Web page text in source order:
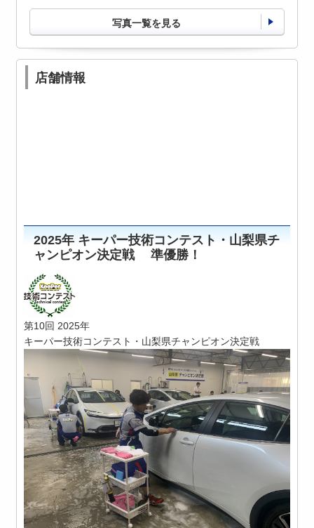
写真一覧を見る
店舗情報
2025年 キーパー技術コンテスト・山梨県チ
ャンピオン決定戦 準優勝！
第10回 2025年
キーパー技術コンテスト・山梨県チャンピオン決定戦